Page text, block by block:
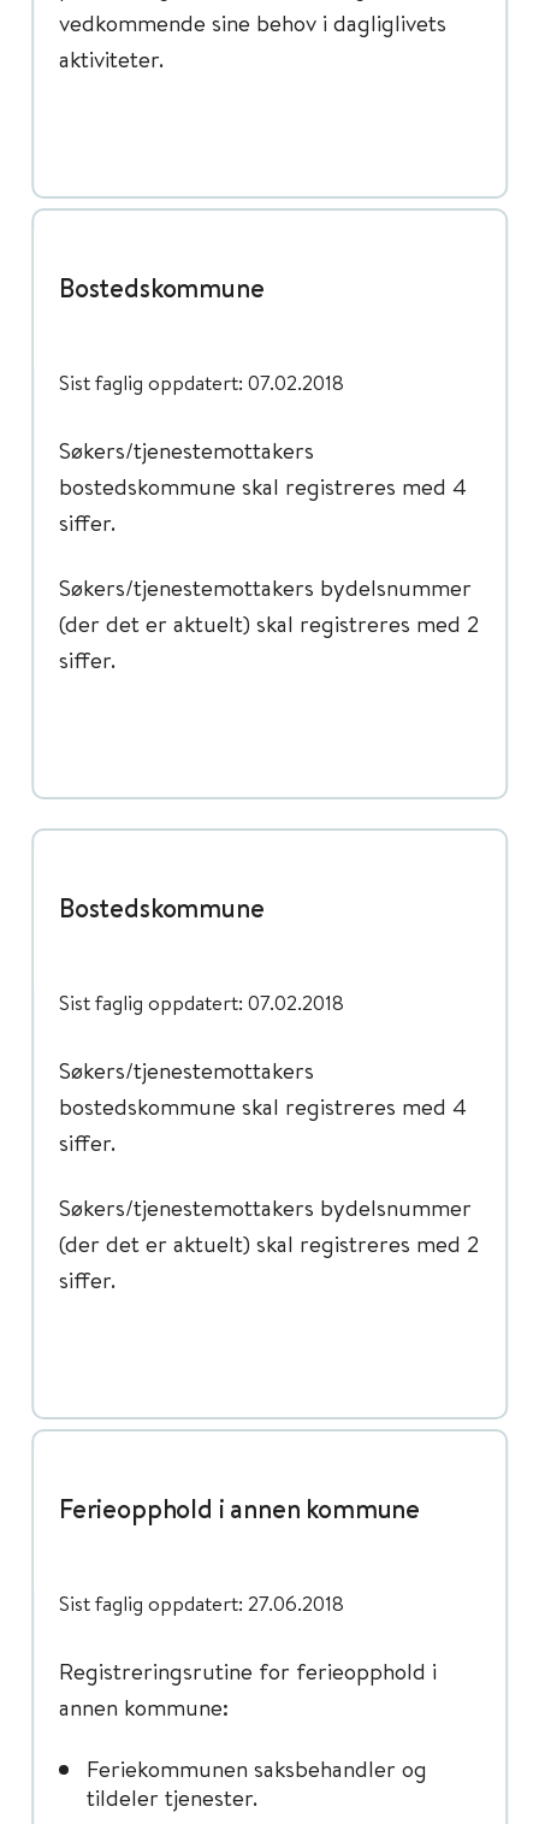
vedkommende sine behov i dagliglivets
aktiviteter.
Bostedskommune
Sist faglig oppdatert: 07.02.2018
Søkers/tjenestemottakers
bostedskommune skal registreres med 4
siffer.
Søkers/tjenestemottakers bydelsnummer
(der det er aktuelt) skal registreres med 2
siffer.
Bostedskommune
Sist faglig oppdatert: 07.02.2018
Søkers/tjenestemottakers
bostedskommune skal registreres med 4
siffer.
Søkers/tjenestemottakers bydelsnummer
(der det er aktuelt) skal registreres med 2
siffer.
Ferieopphold i annen kommune
Sist faglig oppdatert: 27.06.2018
Registreringsrutine for ferieopphold i
annen kommune:
Feriekommunen saksbehandler og
tildeler tjenester.